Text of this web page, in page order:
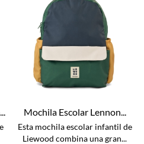
Mochila Escolar Lennon...
Esta mochila escolar infantil de
Liewood combina una gran...